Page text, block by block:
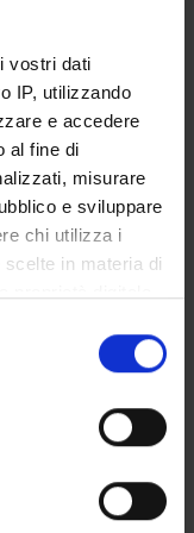
vostri dati
IP, utilizzando
e accedere
al fine di
misurare
e sviluppare
chi utilizza i
in materia di
in qualsiasi
o facendo clic
posizione
di qualche